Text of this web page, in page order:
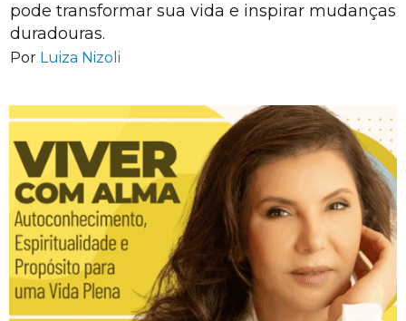
pode transformar sua vida e inspirar mudanças
duradouras.
Por Luiza Nizoli